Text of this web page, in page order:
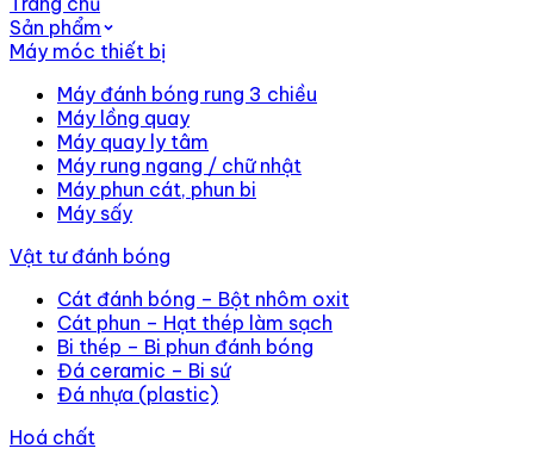
Sản phẩm
Máy móc thiết bị
Máy đánh bóng rung 3 chiều
Máy lồng quay
Máy quay ly tâm
Máy rung ngang / chữ nhật
Máy phun cát, phun bi
Máy sấy
Vật tư đánh bóng
Cát đánh bóng – Bột nhôm oxit
Cát phun – Hạt thép làm sạch
Bi thép – Bi phun đánh bóng
Đá ceramic – Bi sứ
Đá nhựa (plastic)
Hoá chất